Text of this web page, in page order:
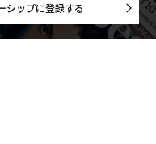
シップに登録する